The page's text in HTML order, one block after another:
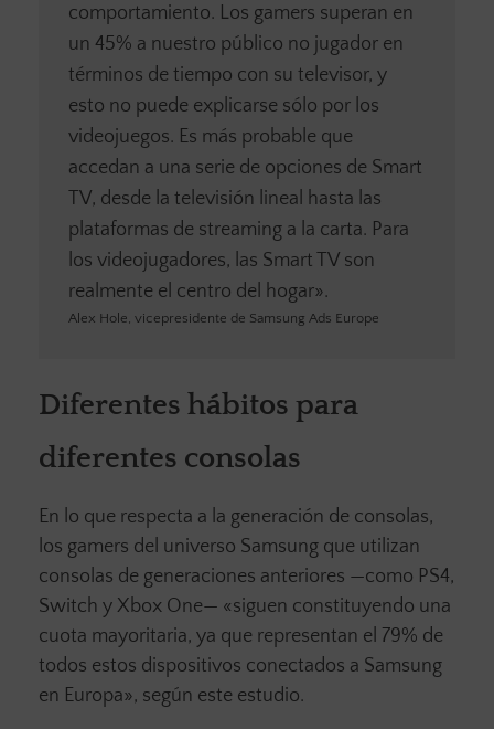
comportamiento. Los gamers superan en
un 45% a nuestro público no jugador en
términos de tiempo con su televisor, y
esto no puede explicarse sólo por los
videojuegos. Es más probable que
accedan a una serie de opciones de Smart
TV, desde la televisión lineal hasta las
plataformas de streaming a la carta. Para
los videojugadores, las Smart TV son
realmente el centro del hogar».
Alex Hole, vicepresidente de Samsung Ads Europe
Diferentes hábitos para
diferentes consolas
En lo que respecta a la generación de consolas,
los gamers del universo Samsung que utilizan
consolas de generaciones anteriores —como PS4,
Switch y Xbox One— «siguen constituyendo una
cuota mayoritaria, ya que representan el 79% de
todos estos dispositivos conectados a Samsung
en Europa», según este estudio.